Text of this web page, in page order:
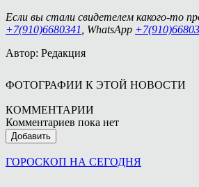
Если вы стали свидетелем какого-то
+7(910)6680341
, WhatsApp
Автор: Редакция
ФОТОГРАФИИ К ЭТОЙ НОВОСТИ
КОММЕНТАРИИ
Комментариев пока нет
Добавить
ГОРОСКОП НА СЕГОДНЯ